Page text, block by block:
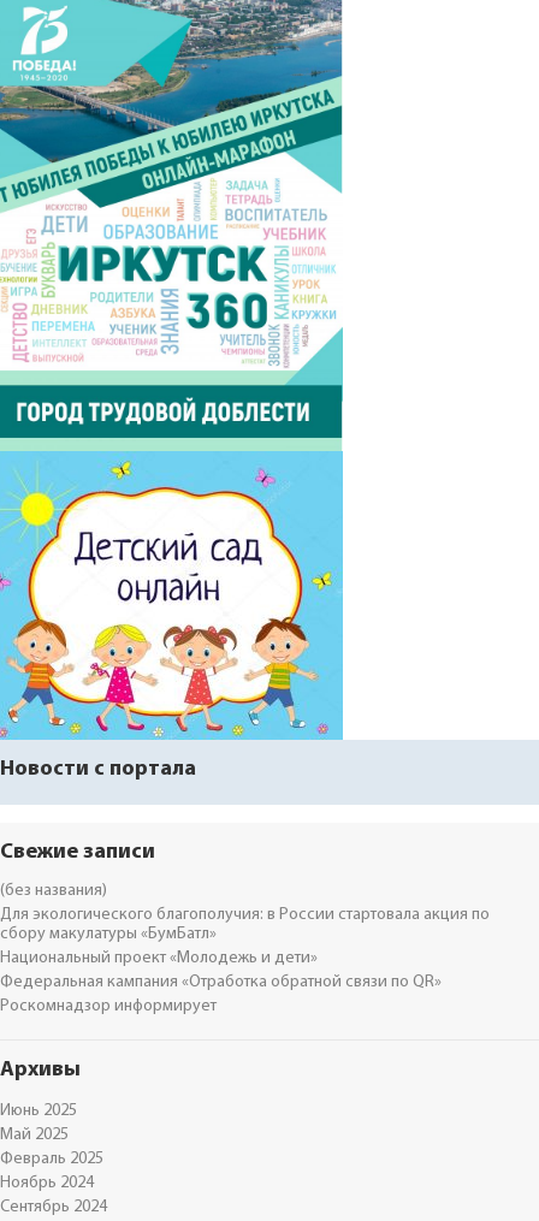
Новости с портала
Свежие записи
(без названия)
Для экологического благополучия: в России стартовала акция по
сбору макулатуры «БумБатл»
Национальный проект «Молодежь и дети»
Федеральная кампания «Отработка обратной связи по QR»
Роскомнадзор информирует
Архивы
Июнь 2025
Май 2025
Февраль 2025
Ноябрь 2024
Сентябрь 2024